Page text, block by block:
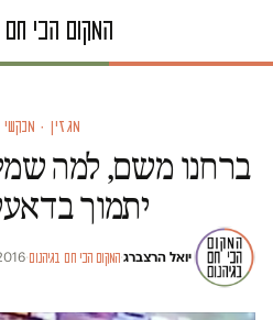
מגזין ·
ברחנו משם, למה
יתמוך
יואל הרצברג·המקום הכי חם בגיהנום·